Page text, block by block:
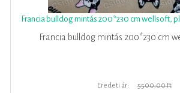
Francia bulldog mintás 200*230 cm wellsoft,
Francia bulldog mintás 200*230 cm
Eredeti ár: 5500,00 Ft